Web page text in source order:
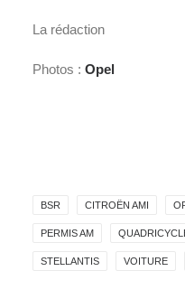
La rédaction
Photos : Opel
BSR CITROËN AMI
PERMIS AM
STELLANTIS VOITURE